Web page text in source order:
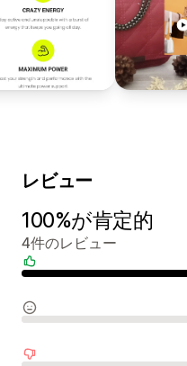
レビュー
100%が肯定的
4件のレビュー